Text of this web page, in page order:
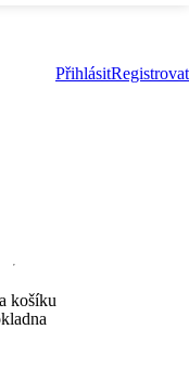
PřihlásitRegistrovat
cena košíku
košíku